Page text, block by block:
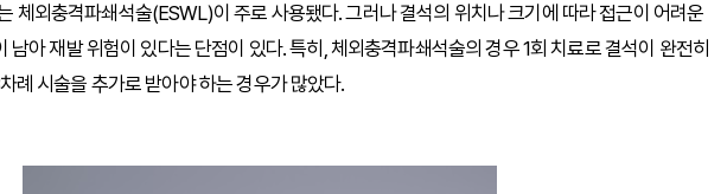
체외충격파쇄석술(ESWL)이 주로 사용됐다. 그러나 결석의 위치나 크기에 따라 접근이 어려운
남아 재발 위험이 있다는 단점이 있다. 특히, 체외충격파쇄석술의 경우 1회 치료로 결석이 완전히
례 시술을 추가로 받아야 하는 경우가 많았다.